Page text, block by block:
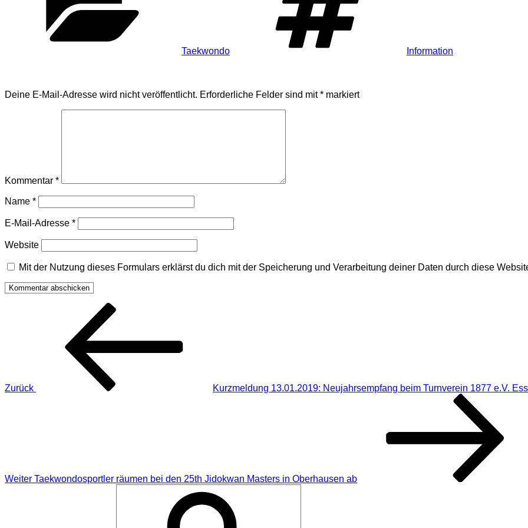
Taekwondo Information
Deine E-Mail-Adresse wird nicht veröffentlicht. Erforderliche Felder sind mit* markiert
Kommentar *
Name *
E-Mail-Adresse *
Website
Mit der Nutzung dieses Formulars erklärst du dich mit der Speicherung und Verarbeitung deiner Daten durch diese
Beitragsnavigation
Zurück
Kurzmeldung 13.01.2019: Neujahrsempfang beim Turnverein 1877 e.V.
Weiter Taekwondosportler räumen bei den 25th Jidokwan Masters in Oberhausen ab